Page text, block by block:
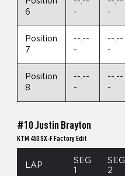
6
-
-
Position
7
--.--
-
--.--
-
Position
8
--.--
-
--.--
-
#10 Justin Brayton
KTM 450 SX-F Factory Edit
LAP
SEG
SEG
2